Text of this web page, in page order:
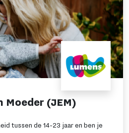
Moeder (JEM)
tussen de 14-23 jaar en ben je